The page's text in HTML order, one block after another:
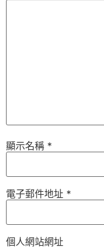
顯示名稱 *
電子郵件地址 *
個人網站網址